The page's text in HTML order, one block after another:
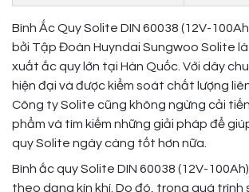
Bình Ắc Quy Solite DIN 60038 (12V-
bởi Tập Đoàn Huyndai Sungwoo Solite
xuất ắc quy lớn tại Hàn Quốc. Với dây
hiện đại và được kiểm soát chất lượng
Công ty Solite cũng không ngừng cải
phẩm và tìm kiếm những giải pháp để
quy Solite ngày càng tốt hơn nữa.
Bình ắc quy Solite DIN 60038 (12V-
theo dạng kín khí. Do đó, trong quá trình